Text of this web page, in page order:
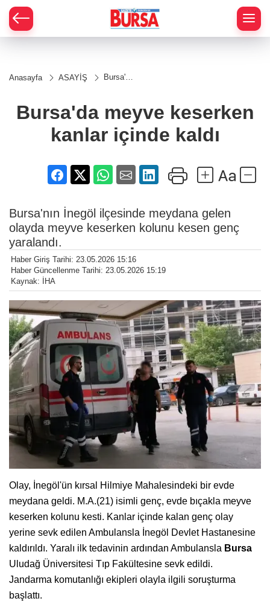
Anasayfa ASAYİŞ
Bursa'da
içinde
Bursa'da meyve keserken
kanlar içinde kaldı
Bursa'nın İnegöl ilçesinde meydana gelen
olayda meyve keserken kolunu kesen genç
yaralandı.
Haber Giriş Tarihi: 23.05.2026 15:16
Haber Güncellenme Tarihi: 23.05.2026 15:19
Kaynak: İHA
Olay, İnegöl'ün kırsal Hilmiye Mahalesindeki bir evde
meydana geldi. M.A.(21) isimli genç, evde bıçakla meyve
keserken kolunu kesti. Kanlar içinde kalan genç olay
yerine sevk edilen Ambulansla İnegöl Devlet Hastanesine
kaldırıldı. Yaralı ilk tedavinin ardından Ambulansla Bursa
Uludağ Üniversitesi Tıp Fakültesine sevk edildi.
Jandarma komutanlığı ekipleri olayla ilgili soruşturma
başlattı.